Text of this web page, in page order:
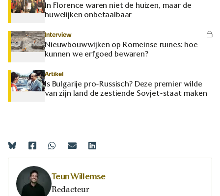
In Florence waren niet de huizen, maar de
huwelijken onbetaalbaar
Interview
Nieuwbouwwijken op Romeinse ruïnes: hoe
kunnen we erfgoed bewaren?
Artikel
Is Bulgarije pro-Russisch? Deze premier wilde
van zijn land de zestiende Sovjet-staat maken
Teun Willemse
Redacteur